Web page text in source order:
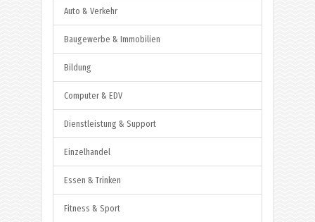
Auto & Verkehr
Baugewerbe & Immobilien
Bildung
Computer & EDV
Dienstleistung & Support
Einzelhandel
Essen & Trinken
Fitness & Sport